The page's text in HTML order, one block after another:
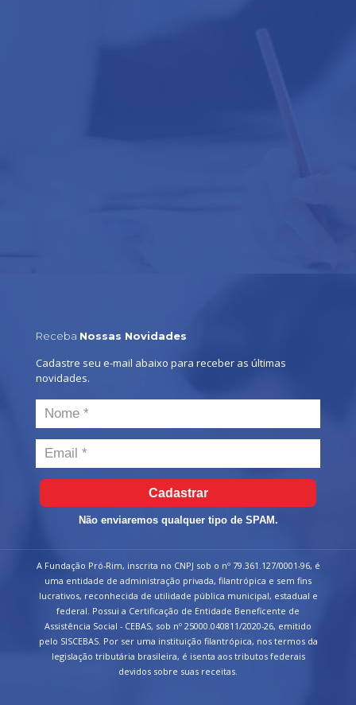
Receba Nossas Novidades
Cadastre seu e-mail abaixo para receber as últimas
novidades.
Cadastrar
Não enviaremos qualquer tipo de SPAM.
A Fundação Pró-Rim, inscrita no CNPJ sob o nº 79.361.127/0001-96, é
uma entidade de administração privada, filantrópica e sem fins
lucrativos, reconhecida de utilidade pública municipal, estadual e
federal. Possui a Certificação de Entidade Beneficente de
Assistência Social - CEBAS, sob nº 25000.040811/2020-26, emitido
pelo SISCEBAS. Por ser uma instituição filantrópica, nos termos da
legislação tributária brasileira, é isenta aos tributos federais
devidos sobre suas receitas.